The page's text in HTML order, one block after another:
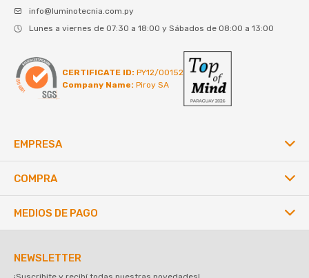
info@luminotecnia.com.py
Lunes a viernes de 07:30 a 18:00 y Sábados de 08:00 a 13:00
CERTIFICATE ID: PY12/00152
Company Name: Piroy SA
EMPRESA
COMPRA
NEWSLETTER
MEDIOS DE PAGO